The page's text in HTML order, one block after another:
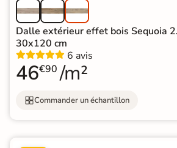
Dalle extérieur effet bois Sequoia
30x120 cm
6 avis
46€90 /m²
Commander un échantillon